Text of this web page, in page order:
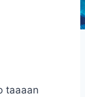
taaaan